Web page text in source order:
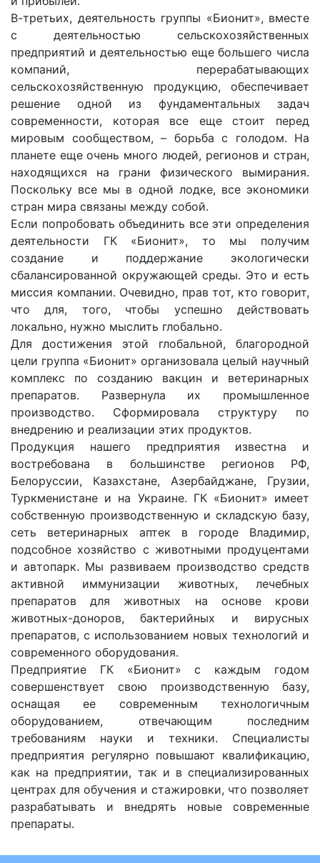
В-третьих, деятельность группы «Бионит», вместе
с деятельностью сельскохозяйственных
предприятий и деятельностью еще большего числа
компаний, перерабатывающих
сельскохозяйственную продукцию, обеспечивает
решение одной из фундаментальных задач
современности, которая все еще стоит перед
мировым сообществом, – борьба с голодом. На
планете еще очень много людей, регионов и стран,
находящихся на грани физического вымирания.
Поскольку все мы в одной лодке, все экономики
стран мира связаны между собой.
Если попробовать объединить все эти определения
деятельности ГК «Бионит», то мы получим
создание и поддержание экологически
сбалансированной окружающей среды. Это и есть
миссия компании. Очевидно, прав тот, кто говорит,
что для, того, чтобы успешно действовать
локально, нужно мыслить глобально.
Для достижения этой глобальной, благородной
цели группа «Бионит» организовала целый научный
комплекс по созданию вакцин и ветеринарных
препаратов. Развернула их промышленное
производство. Сформировала структуру по
внедрению и реализации этих продуктов.
Продукция нашего предприятия известна и
востребована в большинстве регионов РФ,
Белоруссии, Казахстане, Азербайджане, Грузии,
Туркменистане и на Украине. ГК «Бионит» имеет
собственную производственную и складскую базу,
сеть ветеринарных аптек в городе Владимир,
подсобное хозяйство с животными продуцентами
и автопарк. Мы развиваем производство средств
активной иммунизации животных, лечебных
препаратов для животных на основе крови
животных-доноров, бактерийных и вирусных
препаратов, с использованием новых технологий и
современного оборудования.
Предприятие ГК «Бионит» с каждым годом
совершенствует свою производственную базу,
оснащая ее современным технологичным
оборудованием, отвечающим последним
требованиям науки и техники. Специалисты
предприятия регулярно повышают квалификацию,
как на предприятии, так и в специализированных
центрах для обучения и стажировки, что позволяет
разрабатывать и внедрять новые современные
препараты.